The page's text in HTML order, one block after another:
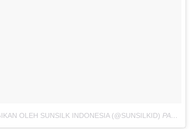
OLEH SUNSILK INDONESIA (@SUNSILKID) PADA